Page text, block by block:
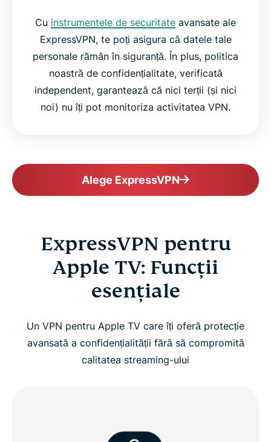
Cu instrumentele de securitate avansate ale
ExpressVPN, te poți asigura că datele tale
personale rămân în siguranță. În plus, politica
noastră de confidențialitate, verificată
independent, garantează că nici terții (și nici
noi) nu îți pot monitoriza activitatea VPN.
Alege ExpressVPN
ExpressVPN pentru
Apple TV: Funcții
esențiale
Un VPN pentru Apple TV care îți oferă protecție
avansată a confidențialității fără să compromită
calitatea streaming-ului